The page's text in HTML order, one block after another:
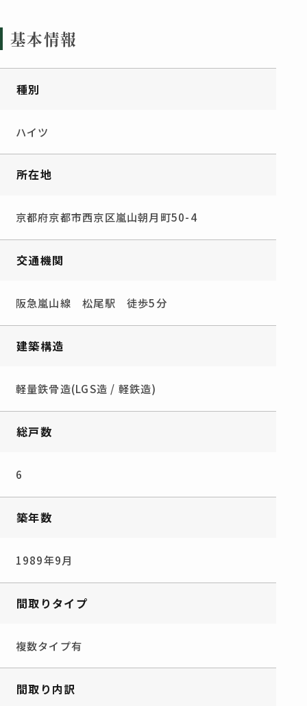
基本情報
種別
ハイツ
所在地
京都府京都市西京区嵐山朝月町50-4
交通機関
阪急嵐山線 松尾駅 徒歩5分
建築構造
軽量鉄骨造(LGS造 / 軽鉄造)
総戸数
6
築年数
1989年9月
間取りタイプ
複数タイプ有
間取り内訳